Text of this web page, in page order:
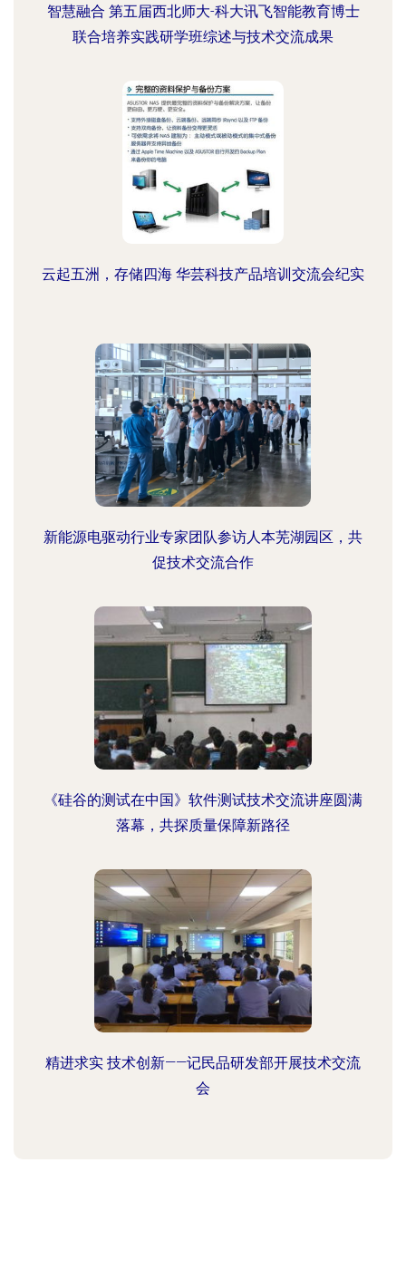
智慧融合 第五届西北师大-科大讯飞智能教育博士
联合培养实践研学班综述与技术交流成果
云起五洲，存储四海 华芸科技产品培训交流会纪实
新能源电驱动行业专家团队参访人本芜湖园区，共
促技术交流合作
《硅谷的测试在中国》软件测试技术交流讲座圆满
落幕，共探质量保障新路径
精进求实 技术创新——记民品研发部开展技术交流
会